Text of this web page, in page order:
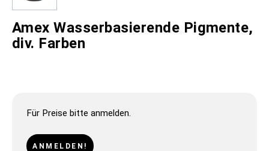
Amex Wasserbasierende Pigmente,
div. Farben
Für Preise bitte anmelden.
ANMELDEN!